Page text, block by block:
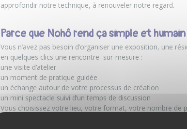
approfondir notre technique, à renouveler notre regard.
Parce que Nohô rend ça simple et humain
Vous n’avez pas besoin d’organiser une exposition, une
en quelques clics une rencontre sur-mesure :
une visite d’atelier
un moment de pratique guidée
un échange autour de votre processus de création
un mini spectacle suivi d’un temps de discussion
Vous choisissez votre lieu, votre format, votre nombre de